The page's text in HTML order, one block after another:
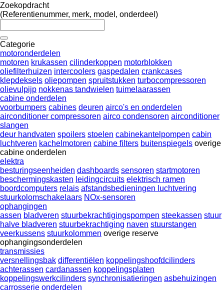
Zoekopdracht
(Referentienummer, merk, model, onderdeel)
Categorie
motoronderdelen
motoren krukassen cilinderkoppen motorblokken
oliefilterhuizen intercoolers gaspedalen crankcases
klepdeksels oliepompen spruitstukken turbocompressoren
olievulpijp nokkenas tandwielen tuimelaarassen
cabine onderdelen
voorbumpers cabines deuren airco's en onderdelen
airconditioner compressoren airco condensoren airconditioner
slangen
deur handvaten spoilers stoelen cabinekantelpompen cabin
luchtveren kachelmotoren cabine filters buitenspiegels overige
cabine onderdelen
elektra
besturingseenheiden dashboards sensoren startmotoren
beschermingskasten leidingcircuits elektrisch ramen
boordcomputers relais afstandsbedieningen luchtvering
stuurkolomschakelaars NOx-sensoren
ophangingen
assen bladveren stuurbekrachtigingspompen steekassen stuur
halve bladveren stuurbekrachtiging naven stuurstangen
veerkussens stuurkolommen overige reserve
ophangingsonderdelen
transmissies
versnellingsbak differentiëlen koppelingshoofdcilinders
achterassen cardanassen koppelingsplaten
koppelingswerkcilinders synchronisatieringen asbehuizingen
carrosserie onderdelen